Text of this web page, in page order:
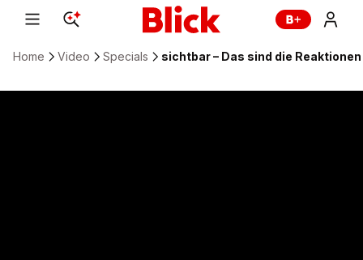
Home Video Specials sichtbar – Das sind die